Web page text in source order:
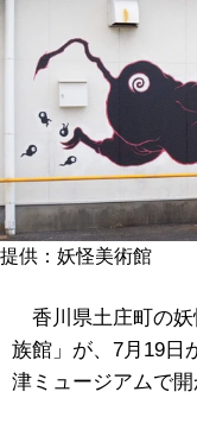
提供：妖怪美術館
香川県土庄町の妖
族館」が、7月19日
津ミュージアムで開